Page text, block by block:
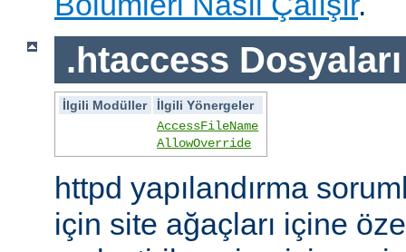
.htaccess Dosyaları
İlgili Modüller
İlgili Yönergeler
AccessFileName
AllowOverride
httpd yapılandırma
için site ağaçları içine